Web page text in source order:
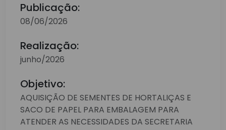
Publicação:
08/06/2026
Realização:
junho/2026
Objetivo:
AQUISIÇÃO DE SEMENTES DE HORTALIÇAS E
SACO DE PAPEL PARA EMBALAGEM PARA
ATENDER AS NECESSIDADES DA SECRETARIA